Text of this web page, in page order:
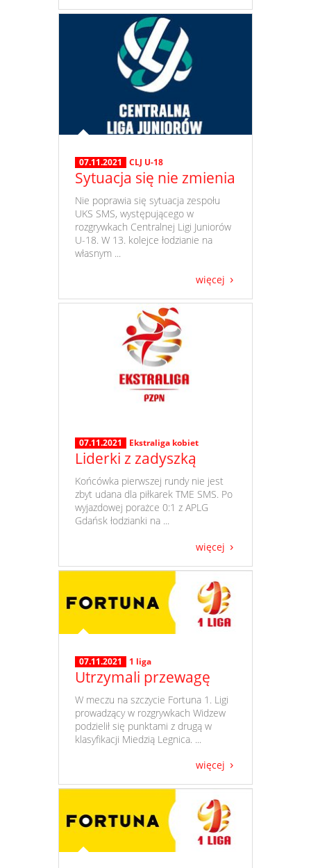
07.11.2021 CLJ U-18
Sytuacja się nie zmienia
​ Nie poprawia się sytuacja zespołu
UKS SMS, występującego w
rozgrywkach Centralnej Ligi Juniorów
U-18. W 13. kolejce łodzianie na
własnym ...
więcej
07.11.2021 Ekstraliga kobiet
Liderki z zadyszką
​ Końcówka pierwszej rundy nie jest
zbyt udana dla piłkarek TME SMS. Po
wyjazdowej porażce 0:1 z APLG
Gdańsk łodzianki na ...
więcej
07.11.2021 1 liga
Utrzymali przewagę
​ W meczu na szczycie Fortuna 1. Ligi
prowadzący w rozgrywkach Widzew
podzielił się punktami z drugą w
klasyfikacji Miedzią Legnica. ...
więcej